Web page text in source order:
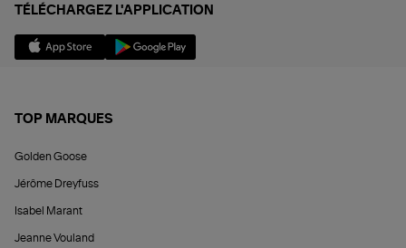
TÉLÉCHARGEZ L'APPLICATION
TOP MARQUES
Golden Goose
Jérôme Dreyfuss
Isabel Marant
Jeanne Vouland